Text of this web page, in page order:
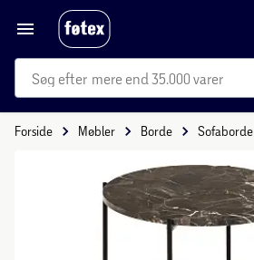
mere end 35.000 varer
Forside Møbler Borde Sofaborde